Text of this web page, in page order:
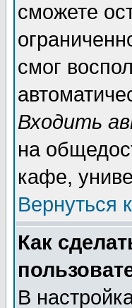
сможете
смог
Входить
на
кафе,
Вернуться
Как
В